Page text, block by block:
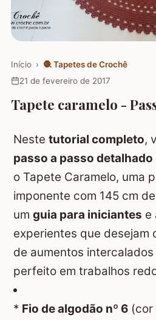
Início › 🧶 Tapetes de Crochê
21 de fevereiro de 2017
Tapete caramelo -
Neste tutorial completo,
passo a passo detalhado
o Tapete Caramelo, uma
imponente com 145 cm
um guia para iniciantes e
experientes que desejam
de aumentos
perfeito em trabalhos
* Fio de algodão nº 6 (cor